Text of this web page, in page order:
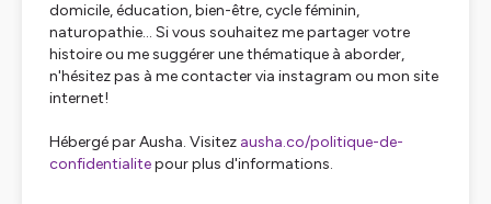
domicile, éducation, bien-être, cycle féminin,
naturopathie... Si vous souhaitez me partager votre
histoire ou me suggérer une thématique à aborder,
n'hésitez pas à me contacter via instagram ou mon site
internet!
Hébergé par Ausha. Visitez ausha.co/politique-de-
confidentialitepour plus d'informations.